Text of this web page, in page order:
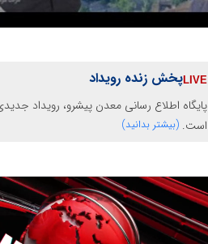
پخش زنده رویداد
پایگاه اطلاع رسانی معدن پیشرو، رویداد
است. (بیشتر بدانید)